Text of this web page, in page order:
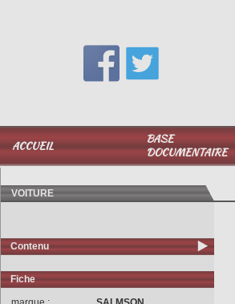
ACCUEIL
BASE
DOCUMENTAIRE
06 51 040 025
VOITURE
Contenu
Fiche